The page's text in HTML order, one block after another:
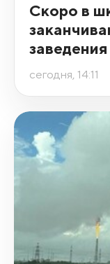
Скоро в
заведения
сегодня, 14:11